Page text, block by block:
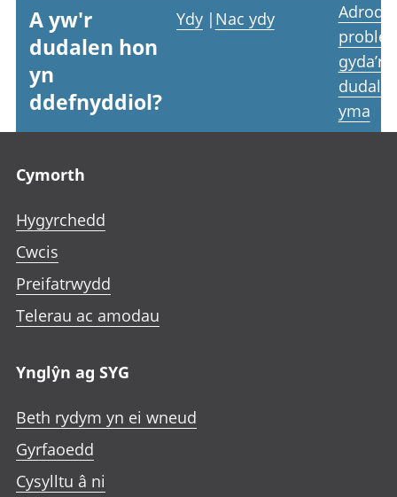
A yw'r
dudalen hon
yn
ddefnyddiol?
Ydy | Nac ydy
Adrodd
gyda’r
yma
Cymorth
Hygyrchedd
Cwcis
Preifatrwydd
Telerau ac amodau
Ynglŷn ag SYG
Beth rydym yn ei wneud
Gyrfaoedd
Cysylltu â ni